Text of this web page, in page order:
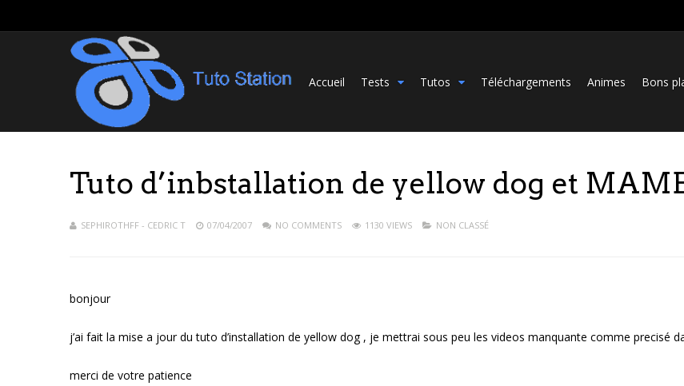
Accueil Tests Tutos Téléchargements Animes Bons
Tuto d’inbstallation de yellow dog et
SEPHIROTHFF - CEDRIC T 07/04/2007 NO COMMENTS 1130 VIEWS NON CLASSÉ
bonjour
j’ai fait la mise a jour du tuto d’installation de yellow dog , je mettrai sous peu les videos manquante comme precisé
merci de votre patience